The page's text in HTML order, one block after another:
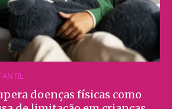
doenças físicas como